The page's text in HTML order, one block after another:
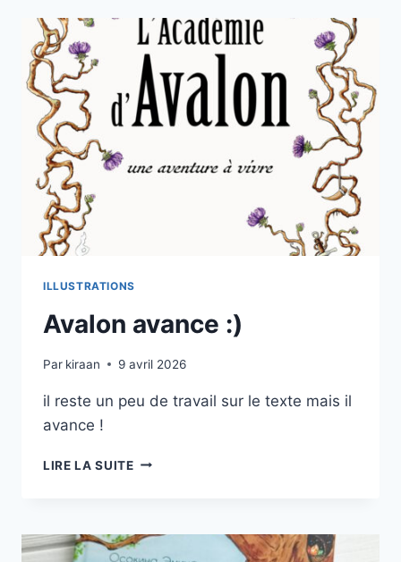
ILLUSTRATIONS
Avalon avance :)
Par kiraan 9 avril 2026
il reste un peu de travail sur le texte mais il
avance !
LIRE LA SUITEAVALON